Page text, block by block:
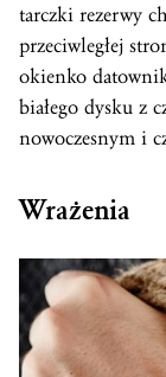
tarczki rezerwy
przeciwległej
okienko
białego dysku z
nowoczesnym i
Wrażenia